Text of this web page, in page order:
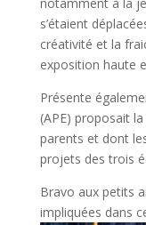
s’étaient
créativité et la
exposition haute
Présente
(APE) proposait
parents et dont
projets des trois
Bravo aux petits
impliquées dans